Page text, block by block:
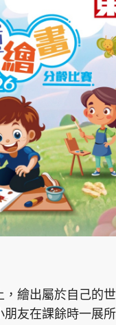
玄學靈
東勝運程
智富天下
神機妙
緣來有
鬼靈精
繪出屬於自己的
友在課餘時一展